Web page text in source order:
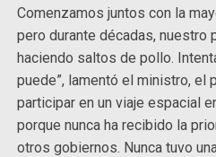
Comenzamos juntos con la
pero durante décadas, nuestro
haciendo saltos de pollo.
puede”, lamentó el ministro, el
participar en un viaje espacial
porque nunca ha recibido la
otros gobiernos. Nunca tuvo